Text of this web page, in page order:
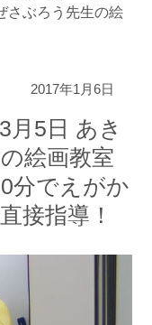
さぶろう先生の絵
2017年1月6日
月5日 あき
絵画教室
分でえがか
接指導！